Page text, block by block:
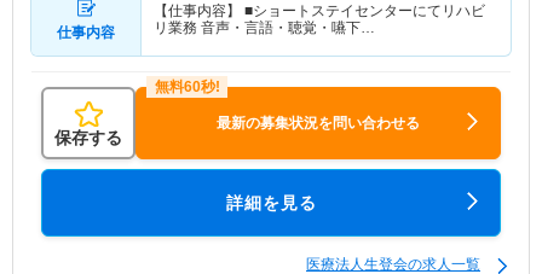
仕事内容
【仕事内容】 ■ショートステイセンターにてリハビ
リ業務 音声・言語・聴覚・嚥下…
保存する
最新の募集状況を問い合わせる
詳細を見る
医療法人生登会の求人一覧